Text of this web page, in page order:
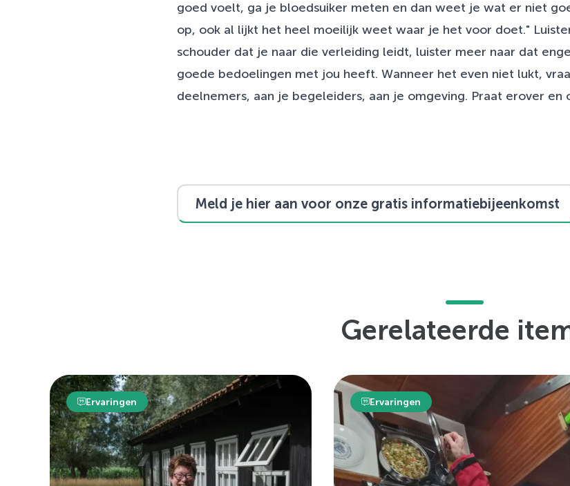
goed voelt, ga je bloedsuiker meten en dan weet je wat er niet
op, ook al lijkt het heel moeilijk weet waar je het voor doet."
schouder dat je naar die verleiding leidt, luister meer naar dat
goede bedoelingen met jou heeft. Wanneer het even niet lukt,
deelnemers, aan je begeleiders, aan je omgeving. Praat erover en
Meld je hier aan voor onze gratis informatiebijeenkomst
Gerelateerde
Ervaringen Ervaringen